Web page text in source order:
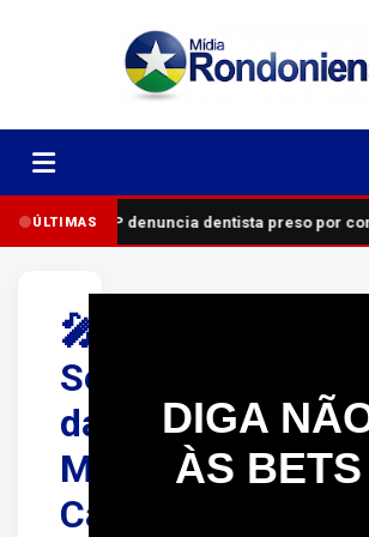
ÚLTIMAS MP denuncia dentista preso por
🎤
Semana
da
Música
Casarão
DIGA
ÀS BETS